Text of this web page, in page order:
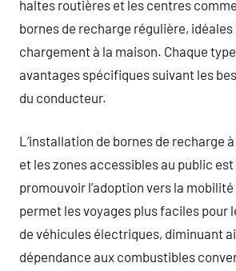
haltes routières et les centres
bornes de recharge régulière, idéales
chargement à la maison. Chaque
avantages spécifiques suivant les
du conducteur.
L’installation de bornes de recharge
et les zones accessibles au public
promouvoir l’adoption vers la
permet les voyages plus faciles pour
de véhicules électriques, diminuant
dépendance aux combustibles